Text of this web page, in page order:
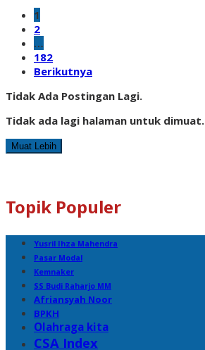
1
2
…
182
Berikutnya
Tidak Ada Postingan Lagi.
Tidak ada lagi halaman untuk dimuat.
Muat Lebih
Topik Populer
Yusril Ihza Mahendra
Pasar Modal
Kemnaker
SS Budi Raharjo MM
Afriansyah Noor
BPKH
Olahraga kita
CSA Index